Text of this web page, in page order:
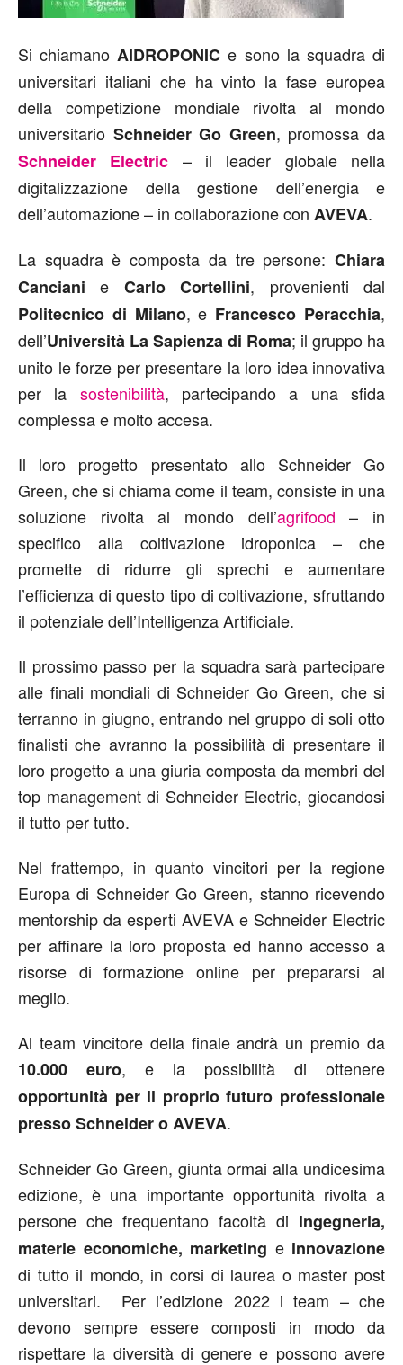
Si chiamano AIDROPONIC e sono la squadra di
universitari italiani che ha vinto la fase europea
della competizione mondiale rivolta al mondo
universitario Schneider Go Green, promossa da
Schneider Electric – il leader globale nella
digitalizzazione della gestione dell’energia e
dell’automazione – in collaborazione con AVEVA.
La squadra è composta da tre persone: Chiara
Canciani e Carlo Cortellini, provenienti dal
Politecnico di Milano, e Francesco Peracchia,
dell’Università La Sapienza di Roma; il gruppo ha
unito le forze per presentare la loro idea innovativa
per la sostenibilità, partecipando a una sfida
complessa e molto accesa.
Il loro progetto presentato allo Schneider Go
Green, che si chiama come il team, consiste in una
soluzione rivolta al mondo dell’agrifood – in
specifico alla coltivazione idroponica – che
promette di ridurre gli sprechi e aumentare
l’efficienza di questo tipo di coltivazione, sfruttando
il potenziale dell’Intelligenza Artificiale.
Il prossimo passo per la squadra sarà partecipare
alle finali mondiali di Schneider Go Green, che si
terranno in giugno, entrando nel gruppo di soli otto
finalisti che avranno la possibilità di presentare il
loro progetto a una giuria composta da membri del
top management di Schneider Electric, giocandosi
il tutto per tutto.
Nel frattempo, in quanto vincitori per la regione
Europa di Schneider Go Green, stanno ricevendo
mentorship da esperti AVEVA e Schneider Electric
per affinare la loro proposta ed hanno accesso a
risorse di formazione online per prepararsi al
meglio.
Al team vincitore della finale andrà un premio da
10.000 euro, e la possibilità di ottenere
opportunità per il proprio futuro professionale
presso Schneider o AVEVA.
Schneider Go Green, giunta ormai alla undicesima
edizione, è una importante opportunità rivolta a
persone che frequentano facoltà di ingegneria,
materie economiche, marketing e innovazione
di tutto il mondo, in corsi di laurea o master post
universitari. Per l’edizione 2022 i team – che
devono sempre essere composti in modo da
rispettare la diversità di genere e possono avere